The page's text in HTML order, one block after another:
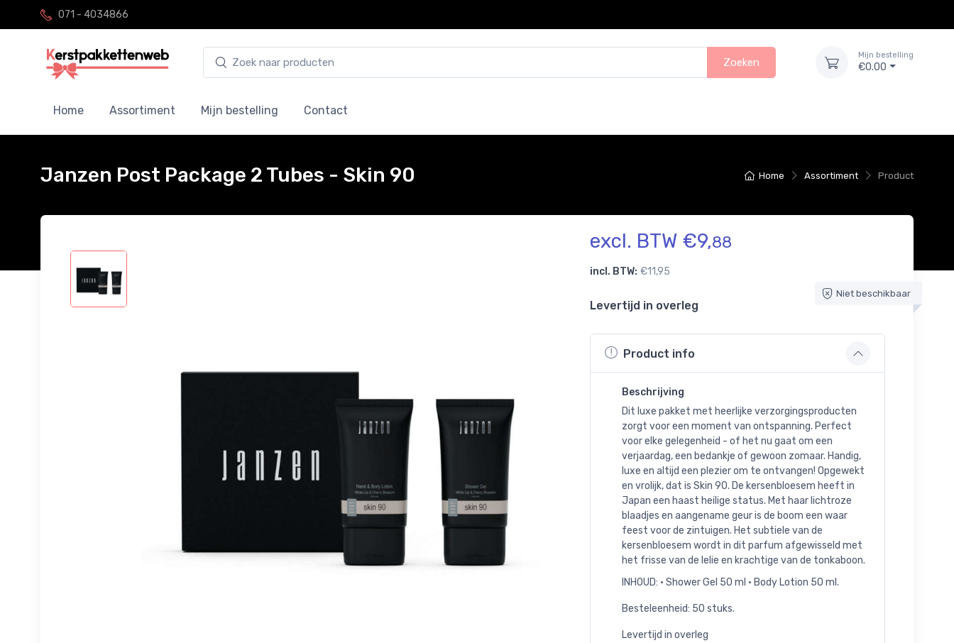
071 - 4034866
Zoeken
Mijn bestelling
€0.00
Home Assortiment Mijn bestelling Contact
Home Assortiment Product
Janzen Post Package 2 Tubes - Skin 90
excl. BTW €9,88
incl. BTW: €11,95
Niet beschikbaar
Levertijd in overleg
Product info
Beschrijving
Dit luxe pakket met heerlijke verzorgingsproducten
zorgt voor een moment van ontspanning. Perfect
voor elke gelegenheid - of het nu gaat om een
verjaardag, een bedankje of gewoon zomaar. Handig,
luxe en altijd een plezier om te ontvangen! Opgewekt
en vrolijk, dat is Skin 90. De kersenbloesem heeft in
Japan een haast heilige status. Met haar lichtroze
blaadjes en aangename geur is de boom een waar
feest voor de zintuigen. Het subtiele van de
kersenbloesem wordt in dit parfum afgewisseld met
het frisse van de lelie en krachtige van de tonkaboon.
INHOUD: • Shower Gel 50 ml • Body Lotion 50 ml.
Besteleenheid: 50 stuks.
Levertijd in overleg